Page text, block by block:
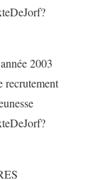
2003
recrutement